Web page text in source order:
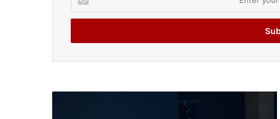
your
Email